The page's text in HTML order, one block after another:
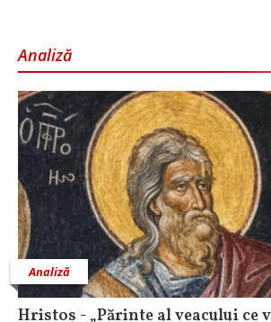
Analiză
Analiză
Hristos - „Părinte al veacului ce